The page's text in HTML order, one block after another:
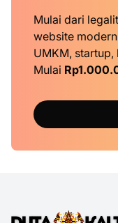
Mulai dari
website
UMKM,
Mulai